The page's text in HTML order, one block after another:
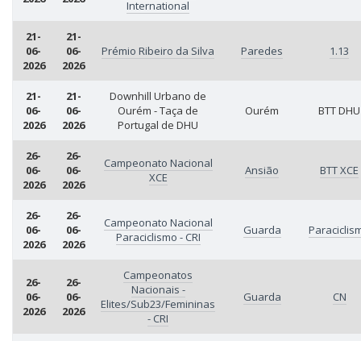
International
21-
06-
2026
21-
06-
2026
Prémio Ribeiro da Silva Paredes 1.13
21-
06-
2026
21-
06-
2026
Downhill Urbano de
Ourém - Taça de
Portugal de DHU
Ourém BTT DHU
26-
06-
2026
26-
06-
2026
Campeonato Nacional
XCE
Ansião BTT XCE
26-
06-
2026
26-
06-
2026
Campeonato Nacional
Paraciclismo - CRI
Guarda
26-
06-
2026
26-
06-
2026
Campeonatos
Nacionais -
Elites/Sub23/Femininas
- CRI
Guarda CN